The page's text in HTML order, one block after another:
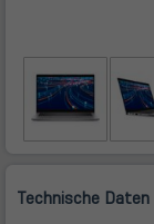
Technische Daten